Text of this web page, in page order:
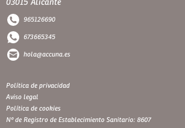
03015 Alicante
965126690
673665345
hola@accuna.es
Política de privacidad
Aviso legal
Política de cookies
Nº de Registro de Establecimiento Sanitario: 8607